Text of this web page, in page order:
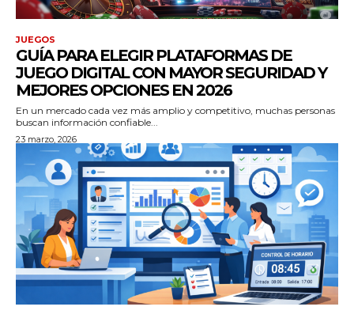
JUEGOS
GUÍA PARA ELEGIR PLATAFORMAS DE
JUEGO DIGITAL CON MAYOR SEGURIDAD Y
MEJORES OPCIONES EN 2026
En un mercado cada vez más amplio y competitivo, muchas personas
buscan información confiable...
23 marzo, 2026